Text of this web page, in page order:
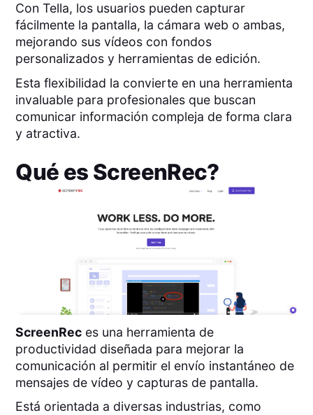
Con Tella, los usuarios pueden capturar
fácilmente la pantalla, la cámara web o ambas,
mejorando sus vídeos con fondos
personalizados y herramientas de edición.
Esta flexibilidad la convierte en una herramienta
invaluable para profesionales que buscan
comunicar información compleja de forma clara
y atractiva.
Qué es ScreenRec?
ScreenRec es una herramienta de
productividad diseñada para mejorar la
comunicación al permitir el envío instantáneo de
mensajes de vídeo y capturas de pantalla.
Está orientada a diversas industrias, como